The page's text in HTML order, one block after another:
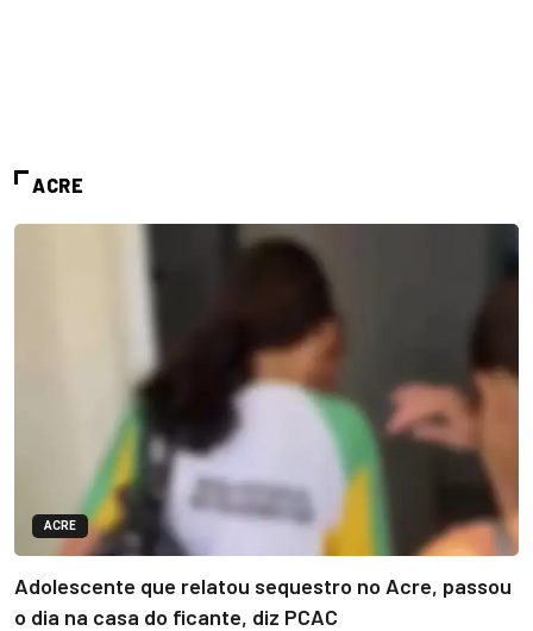
ACRE
ACRE
Adolescente que relatou sequestro no Acre, passou
o dia na casa do ficante, diz PCAC